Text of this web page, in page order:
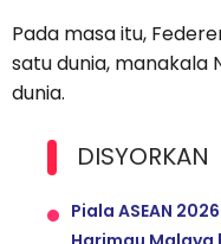
Pada masa itu,
satu dunia, manakala
dunia.
DISYORKAN
Piala ASEAN